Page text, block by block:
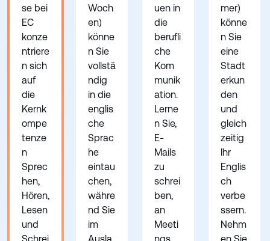
se bei
EC
konze
ntriere
n sich
auf
die
Kernk
ompe
tenze
n
Sprec
hen,
Hören,
Lesen
und
Woch
en)
könne
n Sie
vollstä
ndig
in die
englis
che
Sprac
he
eintau
chen,
währe
nd Sie
im
uen in
die
berufli
che
Kom
munik
ation.
Lerne
n Sie,
E-
Mails
zu
schrei
ben,
an
Meeti
mer)
könne
n Sie
eine
Stadt
erkun
den
und
gleich
zeitig
Ihr
Englis
ch
verbe
ssern.
Nehm